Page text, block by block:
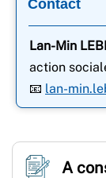
Contact
Lan-Min
action
📧 lan-
A